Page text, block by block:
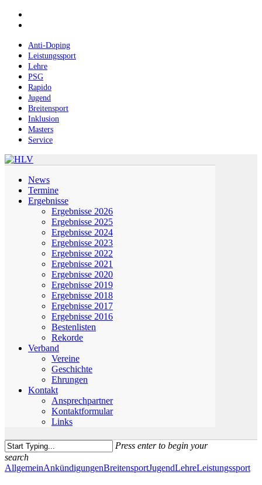
Skip
contentAnti-Doping
Leistungssport
Lehre
PSG
Rapido
Jugend
Breitensport
Inklusion
Masters
Service
News
Termine
Ergebnisse
Ergebnisse 2026
Ergebnisse 2025
Ergebnisse 2024
Ergebnisse 2023
Ergebnisse 2022
Ergebnisse 2021
Ergebnisse 2020
Ergebnisse 2019
Ergebnisse 2018
Ergebnisse 2017
Ergebnisse 2016
Bestenlisten
Rekorde
Verband
Vereine
Geschichte
Ehrungen
Kontakt
Ansprechpartner
Kontaktformular
Links
Press enter to begin your
search
Close
AllgemeinAnkündigungenBreitensportJugendLehreLeistungssport